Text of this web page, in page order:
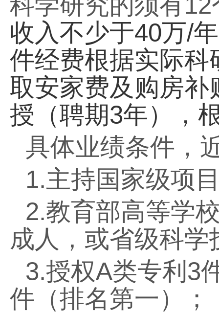
收入不少于40万/
件经费根据实际
取安家费及购房补
授（聘期3年），
具体业绩条件，
1.主持国家级项
2.教育部高等学
成人，或省级科
3.授权A类专利 3
件（排名第一）；